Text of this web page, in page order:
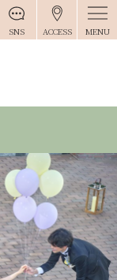
SNS ACCESS MENU